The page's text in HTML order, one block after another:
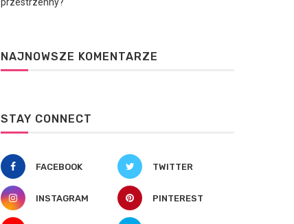
NAJNOWSZE KOMENTARZE
STAY CONNECT
FACEBOOK TWITTER
INSTAGRAM PINTEREST